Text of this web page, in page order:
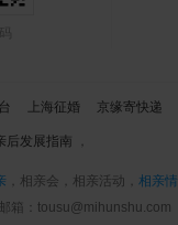
上海征婚 京缘寄快递
后发展指南 ，
，相亲会，相亲活动， 相亲
箱：tousu@mihunshu.com